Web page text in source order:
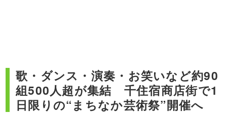
歌・ダンス・演奏・お笑いなど約90
組500人超が集結 千住宿商店街で1
日限りの“まちなか芸術祭”開催へ